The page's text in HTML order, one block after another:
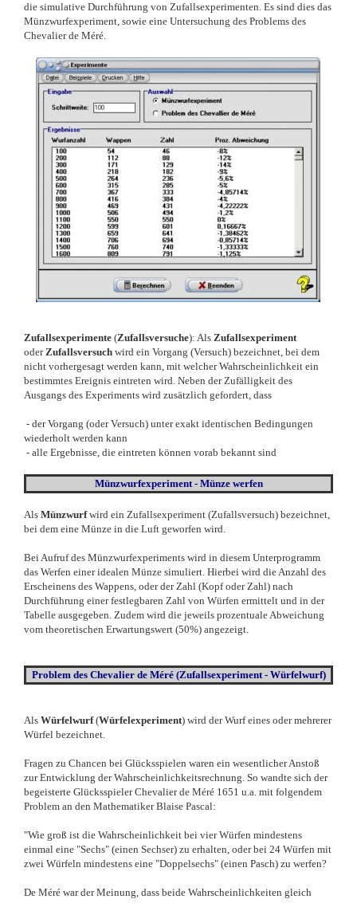
die simulative Durchführung von Zufallsexperimenten. Es sind dies das
Münzwurfexperiment, sowie eine Untersuchung des Problems des
Chevalier de Méré.
Zufallsexperimente (Zufallsversuche): Als Zufallsexperiment
oderZufallsversuch wird ein Vorgang (Versuch) bezeichnet, bei dem
nicht vorhergesagt werden kann, mit welcher Wahrscheinlichkeit ein
bestimmtes Ereignis eintreten wird. Neben der Zufälligkeit des
Ausgangs des Experiments wird zusätzlich gefordert, dass
- der Vorgang (oder Versuch) unter exakt identischen Bedingungen
wiederholt werden kann
- alle Ergebnisse, die eintreten können vorab bekannt sind
Münzwurfexperiment - Münze werfen
Als Münzwurfwird ein Zufallsexperiment (Zufallsversuch) bezeichnet,
bei dem eine Münze in die Luft geworfen wird.
Bei Aufruf des Münzwurfexperiments wird in diesem Unterprogramm
das Werfen einer idealen Münze simuliert. Hierbei wird die Anzahl des
Erscheinens des Wappens, oder der Zahl (Kopf oder Zahl) nach
Durchführung einer festlegbaren Zahl von Würfen ermittelt und in der
Tabelle ausgegeben. Zudem wird die jeweils prozentuale Abweichung
vom theoretischen Erwartungswert (50%) angezeigt.
Problem des Chevalier de Méré (Zufallsexperiment - Würfelwurf)
Als Würfelwurf(Würfelexperiment) wird der Wurf eines oder mehrerer
Würfel bezeichnet.
Fragen zu Chancen bei Glücksspielen waren ein wesentlicher Anstoß
zur Entwicklung der Wahrscheinlichkeitsrechnung. So wandte sich der
begeisterte Glücksspieler Chevalier de Méré 1651 u.a. mit folgendem
Problem an den Mathematiker Blaise Pascal:
"Wie groß ist die Wahrscheinlichkeit bei vier Würfen mindestens
einmal eine "Sechs" (einen Sechser) zu erhalten, oder bei 24 Würfen mit
zwei Würfeln mindestens eine "Doppelsechs" (einen Pasch) zu werfen?
De Méré war der Meinung, dass beide Wahrscheinlichkeiten gleich